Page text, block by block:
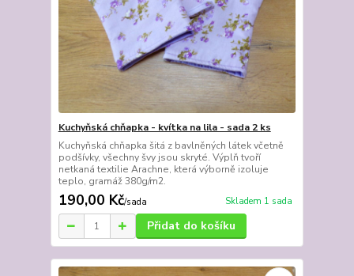
Kuchyňská chňapka - kvítka na lila - sada 2 ks
Kuchyňská chňapka šitá z bavlněných látek včetně
podšívky, všechny švy jsou skryté. Výplň tvoří
netkaná textilie Arachne, která výborně izoluje
teplo, gramáž 380g/m2.
190,00 Kč/sada Skladem 1 sada
Přidat do košíku